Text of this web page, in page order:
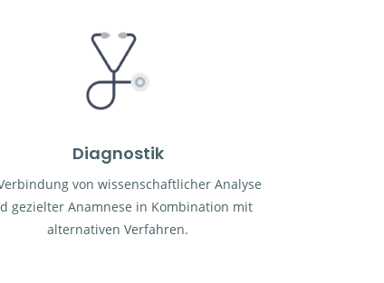
Diagnostik
von wissenschaftlicher Analyse
gezielter Anamnese in Kombination mit
alternativen Verfahren.